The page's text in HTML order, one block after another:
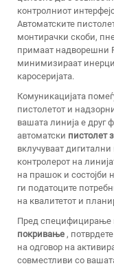
контролниот
Автоматските
монтирачки скоби,
примаат надворешни
минимизираат
каросеријата.
Комуникацијата
пистолетот и
вашата линија е друг
автоматски пистолет
вклучуваат
контролерот на
на прашок и состојби
ги податоците
на квалитетот и
Пред специфицирање
покривање ,
на одговор на
совместливи со